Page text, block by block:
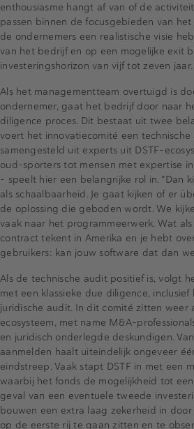
enthousiasme hangt af van of de
passen binnen de focusgebieden van
de ondernemers een realistische visie
van het bedrijf en op een mogelijke exit
investeringshorizon van vijf tot zeven jaar.
Als het managementteam overtuigd is
ondernemer, gaat het bedrijf door naar
diligence proces. Dit bestaat uit twee
voert het innovatiecomité een
samengesteld uit experts uit DSTF-
oud-sporters tot mensen met expertise
- speelt hier een belangrijke rol in. "Dan
als schaalbaarheid. Je gaat kijken of er
de oplossing die geboden wordt. We
vaak naar het programmeerwerk. Wat
contract tekent in Amerika en je hebt
gebruikers: kan jouw software dat dan
Als de technische audit positief is, volgt
met een klassieke due diligence,
juridische audit. In dit comité zitten weer
ecosysteem, met name M&A-
en juridisch onderlegde deskundigen.
aanmelden haalt uiteindelijk ongeveer
eindstreep. Vaak stapt DSTF in met een
waarbij het fonds de mogelijkheid tot
geval van een eventuele tweede
bouwen een extra laag zekerheid in
op de eerste rij te gaan zitten en te